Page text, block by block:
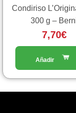
Condiriso
300 g –
7,70€